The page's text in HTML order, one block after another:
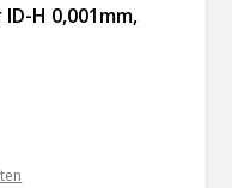
H 0,001mm,